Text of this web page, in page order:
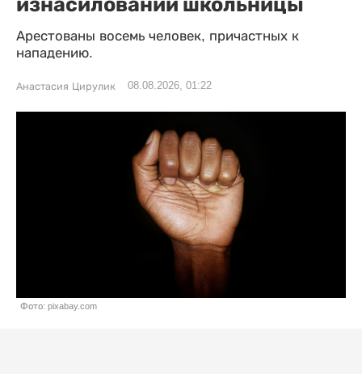
Арестованы восемь человек, причастных к
нападению.
Анастасия Цирулик 08.08.2026, 01:22
Фото: pixabay.com